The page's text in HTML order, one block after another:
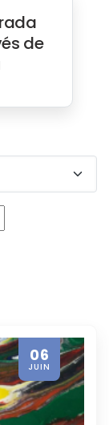
de
06
JUIN